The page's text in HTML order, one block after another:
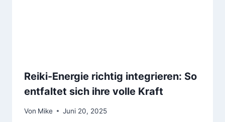
Reiki-Energie richtig integrieren: So
entfaltet sich ihre volle Kraft
Von Mike Juni 20, 2025